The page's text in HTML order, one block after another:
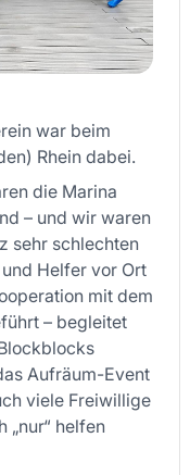
war beim
Rhein dabei.
die Marina
– und wir waren
sehr schlechten
Helfer vor Ort
mit dem
– begleitet
Aufräum-Event
viele Freiwillige
helfen